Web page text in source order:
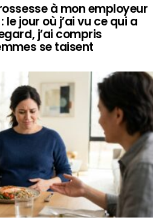
à mon employeur
jour où j’ai vu ce qui a
j’ai compris
se taisent